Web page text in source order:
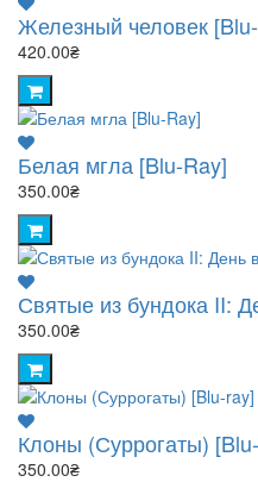
Железный человек
420.00₴
Белая мгла [Blu-Ray]
350.00₴
Святые из бундока II:
350.00₴
Клоны (Суррогаты)
350.00₴